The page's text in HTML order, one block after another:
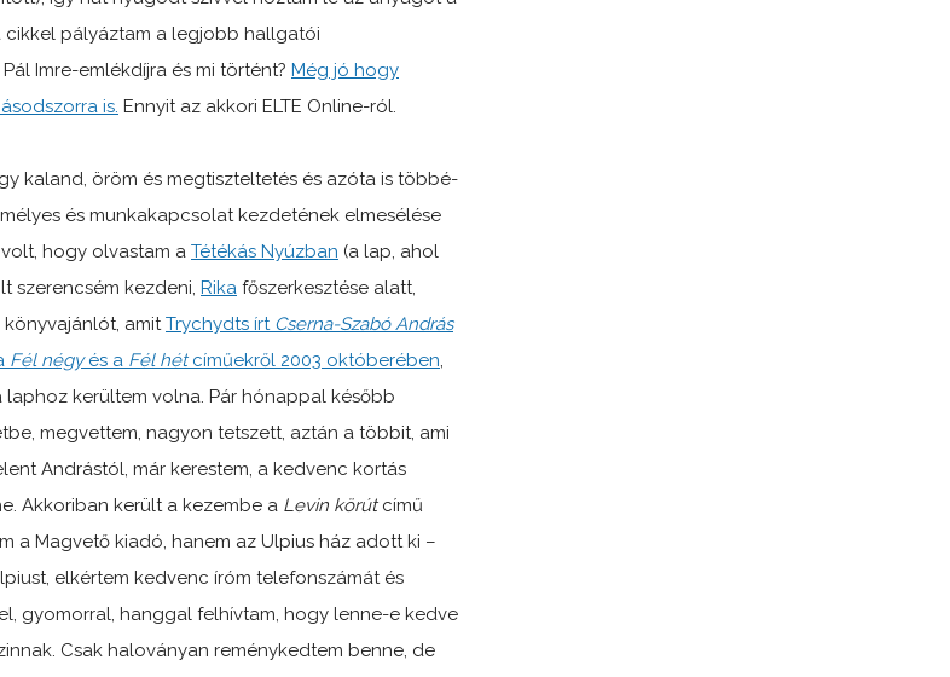
cikkel pályáztam a legjobb hallgatói
Imre-emlékdíjra és mi történt? Még jó hogy
is. Ennyit az akkori ELTE Online-ról.
kaland, öröm és megtiszteltetés és azóta is többé-
és munkakapcsolat kezdetének elmesélése
hogy olvastam a Tétékás Nyúzban (a lap, ahol
szerencsém kezdeni, Rika főszerkesztése alatt,
könyvajánlót, amitTrychydts írt Cserna-Szabó András
Fél négyés a Fél hétcíműekről 2003 októberében,
kerültem volna. Pár hónappal később
megvettem, nagyon tetszett, aztán a többit, ami
Andrástól, már kerestem, a kedvenc kortás
Akkoriban került a kezembe a Levin körútcímű
a Magvető kiadó, hanem az Ulpius ház adott ki –
elkértem kedvenc íróm telefonszámát és
gyomorral, hanggal felhívtam, hogy lenne-e kedve
Csak haloványan reménykedtem benne, de